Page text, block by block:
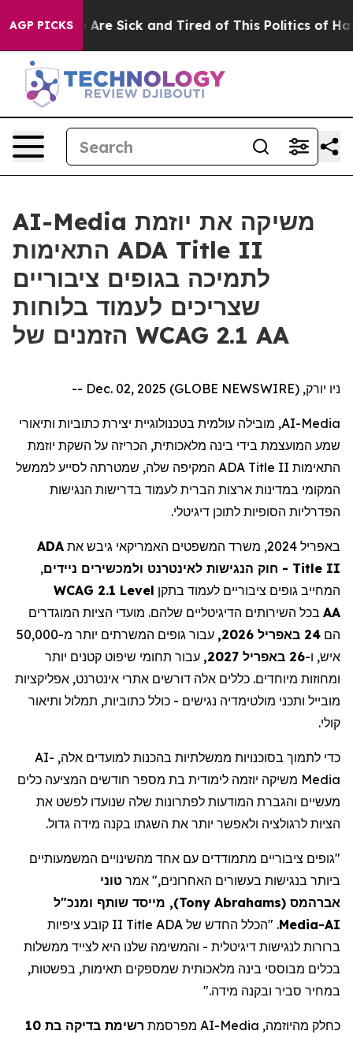
AGP PICKS
“People Are Sick and Tired of This Politics of
AI-Media משיקה את יוזמת
התאימות ADA Title II
לתמיכה בגופים ציבוריים
שצריכים לעמוד בלוחות
הזמנים של WCAG 2.1 AA
ניו יורק, Dec. 02, 2025 (GLOBE NEWSWIRE) --
AI-Media, מובילה עולמית בטכנולוגיית יצירת כתוביות ותיאורי
שמע המועצמת בידי בינה מלאכותית, הכריזה על השקת יוזמת
התאימות ADA Title II המקיפה שלה, שמטרתה לסייע לממשל
המקומי במדינות ארצות הברית לעמוד בדרישות הנגישות
הפדרליות הסופיות לתוכן דיגיטלי.
באפריל 2024, משרד המשפטים האמריקאי גיבש את
ADA
Title II - חוק הנגישות לאינטרנט ולמכשירים ניידים,
המחייב גופים ציבוריים לעמוד בתקן WCAG 2.1 Level
AA בכל השירותים הדיגיטליים שלהם. מועדי הציות המוגדרים
הם 24 באפריל 2026,
עבור גופים המשרתים יותר מ-50,000
איש, ו-26 באפריל 2027,
עבור תחומי שיפוט קטנים יותר
ומחוזות מיוחדים. כללים אלה דורשים אתרי אינטרנט, אפליקציות
מובייל ותכני מולטימדיה נגישים - כולל כתוביות, תמלול ותיאור
קולי.
כדי לתמוך בסוכנויות ממשלתיות בהכנות למועדים אלה, AI-
Media משיקה יוזמה לימודית בת מספר חודשים המציעה כלים
מעשיים והגברת המודעות לפתרונות שלה שנועדו לפשט את
הציות לרגולציה ולאפשר יותר את השגתו בקנה מידה גדול.
"גופים ציבוריים מתמודדים עם אחד מהשינויים המשמעותיים
ביותר בנגישות בעשורים האחרונים," אמר טוני
אברהמס (
Tony Abrahams
), מייסד שותף ומנכ"ל
AI-
Media. "הכלל החדש של ADA Title
II קובע ציפיות
ברורות לנגישות דיגיטלית - והמשימה שלנו היא לצייד ממשלות
בכלים מבוססי בינה מלאכותית שמספקים תאימות, בפשטות,
במחיר סביר ובקנה מידה."
כחלק מהיוזמה, AI-Media מפרסמת
רשימת בדיקה בת 10